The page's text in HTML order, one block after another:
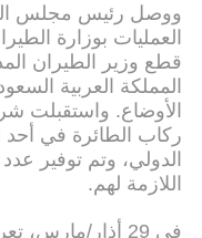
ووصل رئيس مجلس
العمليات بوزارة
قطع وزير الطيران
المملكة العربية
الأوضاع. واستقبلت
ركاب الطائرة في أحد
الدولي، وتم توفير
اللازمة لهم.
في 29 أذار/